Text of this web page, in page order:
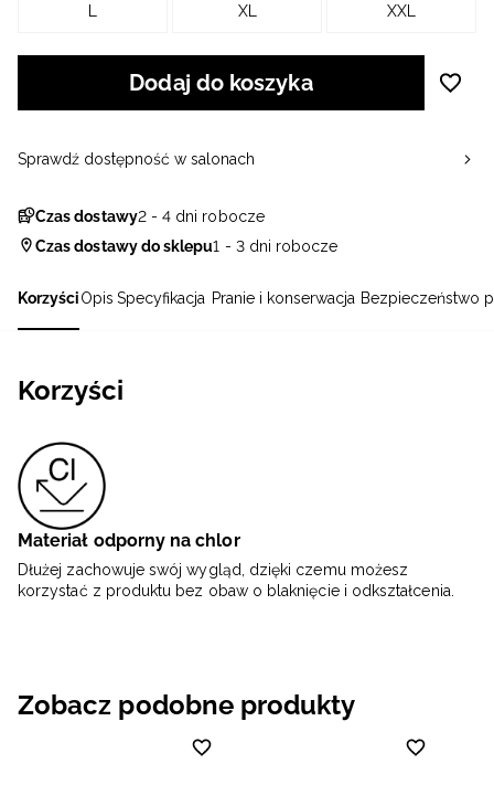
KorzyściOpis Specyfikacja Pranie i konserwacja Bezpieczeństwo
Korzyści
Materiał odporny na chlor
Dłużej zachowuje swój wygląd, dzięki czemu możesz
korzystać z produktu bez obaw o blaknięcie i odkształcenia.
L XL XXL
Dodaj do koszyka
Czas dostawy2 - 4 dni robocze
Czas dostawy do sklepu1 - 3 dni robocze
Sprawdź dostępność w salonach
Zobacz podobne produkty